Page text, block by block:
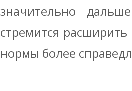
значительно
стремится
нормы более